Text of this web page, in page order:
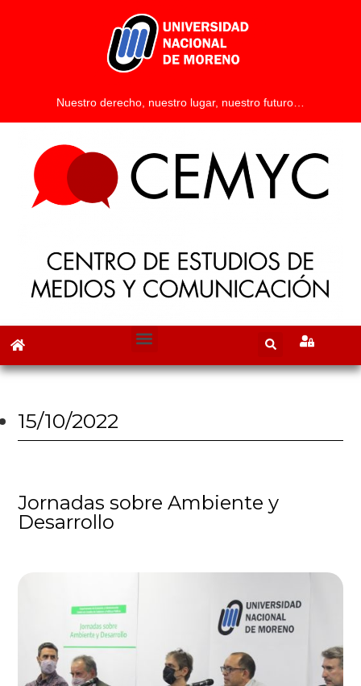
Nuestro derecho, nuestro lugar, nuestro futuro…
15/10/2022
Jornadas sobre Ambiente y
Desarrollo